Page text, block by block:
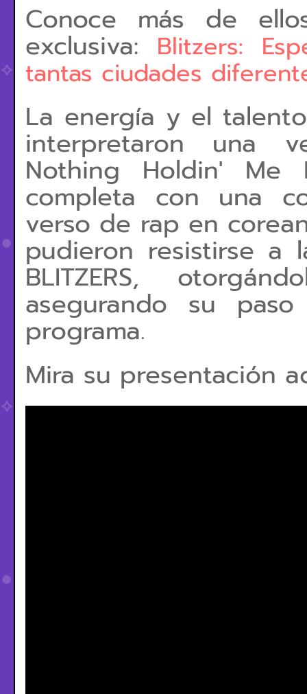
Conoce más de
exclusiva: Blitzers:
tantas ciudades
La energía y el
interpretaron una
Nothing Holdin' Me
completa con una
verso de rap en
pudieron resistirse a
BLITZERS,
asegurando su
programa.
Mira su presentación